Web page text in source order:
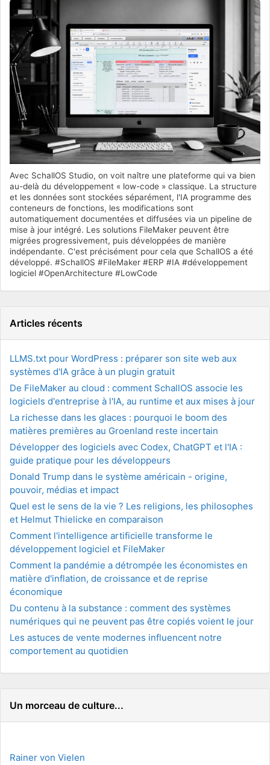
Avec SchallOS Studio, on voit naître une plateforme qui va bien
au-delà du développement « low-code » classique. La structure
et les données sont stockées séparément, l'IA programme des
conteneurs de fonctions, les modifications sont
automatiquement documentées et diffusées via un pipeline de
mise à jour intégré. Les solutions FileMaker peuvent être
migrées progressivement, puis développées de manière
indépendante. C'est précisément pour cela que SchallOS a été
développé. #SchallOS #FileMaker #ERP #IA #développement
logiciel #OpenArchitecture #LowCode
Articles récents
LLMS.txt pour WordPress : préparer son site web aux
systèmes d'IA grâce à un plugin gratuit
De FileMaker au cloud : comment SchallOS associe les
logiciels d'entreprise à l'IA, au runtime et aux mises à jour
La richesse dans les glaces : pourquoi le boom des
matières premières au Groenland reste incertain
Développer des logiciels avec Codex, ChatGPT et l'IA :
guide pratique pour les développeurs
Donald Trump dans le système américain - origine,
pouvoir, médias et impact
Quel est le sens de la vie ? Les religions, les philosophes
et Helmut Thielicke en comparaison
Comment l'intelligence artificielle transforme le
développement logiciel et FileMaker
Comment la pandémie a détrompée les économistes en
matière d'inflation, de croissance et de reprise
économique
Du contenu à la substance : comment des systèmes
numériques qui ne peuvent pas être copiés voient le jour
Les astuces de vente modernes influencent notre
comportement au quotidien
Un morceau de culture...
Rainer von Vielen